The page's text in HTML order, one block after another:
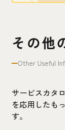
その他
Other Useful
サービスカタ
を応用したも
す。